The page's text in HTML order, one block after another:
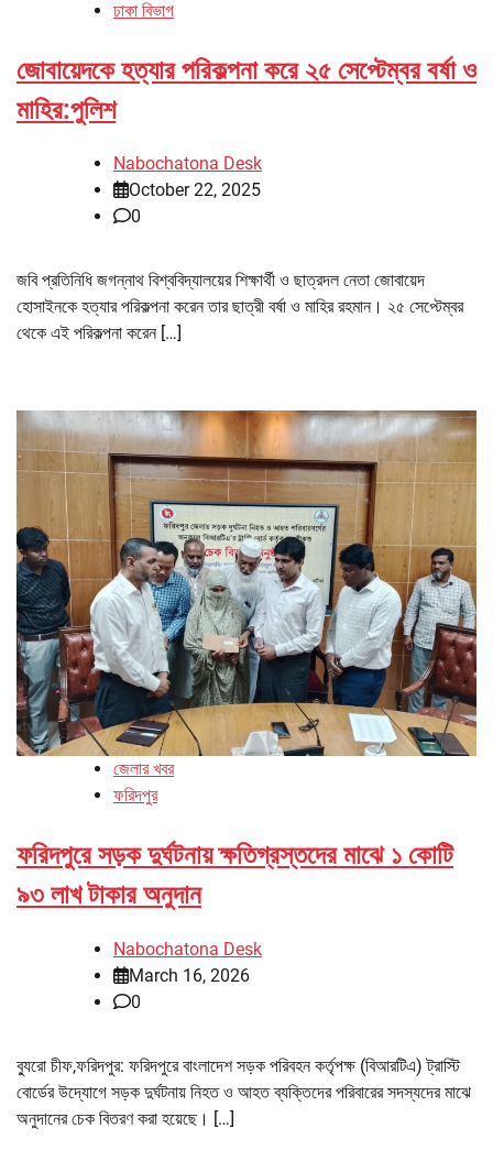
ঢাকা বিভাগ
জোবায়েদকে হত্যার পরিকল্পনা করে ২৫ সেপ্টেম্বর বর্ষা ও
মাহির:পুলিশ
Nabochatona Desk
October 22, 2025
0
জবি প্রতিনিধি জগন্নাথ বিশ্ববিদ্যালয়ের শিক্ষার্থী ও ছাত্রদল নেতা জোবায়েদ
হোসাইনকে হত্যার পরিকল্পনা করেন তার ছাত্রী বর্ষা ও মাহির রহমান। ২৫ সেপ্টেম্বর
থেকে এই পরিকল্পনা করেন […]
জেলার খবর
ফরিদপুর
ফরিদপুরে সড়ক দুর্ঘটনায় ক্ষতিগ্রস্তদের মাঝে ১ কোটি
৯৩ লাখ টাকার অনুদান
Nabochatona Desk
March 16, 2026
0
ব্যুরো চীফ,ফরিদপুর: ফরিদপুরে বাংলাদেশ সড়ক পরিবহন কর্তৃপক্ষ (বিআরটিএ) ট্রাস্টি
বোর্ডের উদ্যোগে সড়ক দুর্ঘটনায় নিহত ও আহত ব্যক্তিদের পরিবারের সদস্যদের মাঝে
অনুদানের চেক বিতরণ করা হয়েছে। […]